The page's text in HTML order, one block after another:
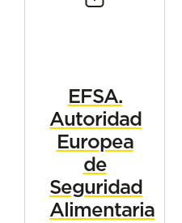
EFSA.
Autoridad
Europea
de
Seguridad
Alimentaria